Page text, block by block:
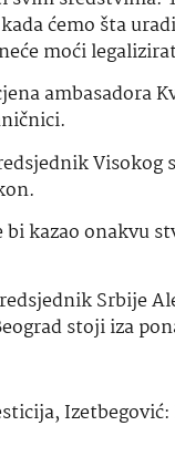
ćemo šta
moći
ambasadora
Visokog
kazao onakvu
Srbije
stoji iza
,